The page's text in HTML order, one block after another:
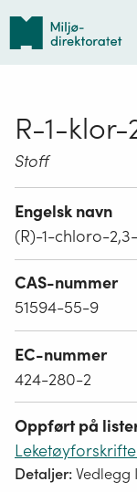
Tilbake
forsiden
R-1-
Stoff
Engelsk navn
(R)-1-chloro-
CAS-nummer
51594-55-9
EC-nummer
424-280-2
Oppført på
Detaljer:Vedlegg